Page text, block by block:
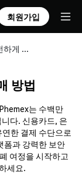
회원가입
StepN (GMT) 안전하게 구매 및 보관
방법
는 수백만
다. 신용카드, 은
한 결제 수단으로
폼과 강력한 보안
여정을 시작하고
세요.